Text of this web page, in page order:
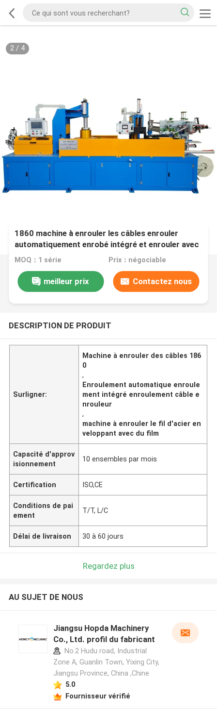
2/ 4
1860 machine à enrouler les câbles enrouler
automatiquement enrobé intégré et enrouler avec
du film
MOQ：1 série Prix：négociable
meilleur prix Contactez nous
DESCRIPTION DE PRODUIT
Surligner:
Machine à enrouler des câbles 186
0
,
Enroulement automatique enroule
ment intégré enroulement câble e
nrouleur
,
machine à enrouler le fil d'acier en
veloppant avec du film
Capacité d'approv
isionnement
10 ensembles par mois
Certification ISO,CE
Conditions de pai
ement
T/T, L/C
Délai de livraison 30 à 60 jours
Regardez plus
AU SUJET DE NOUS
Jiangsu Hopda Machinery
Co., Ltd. profil du fabricant
No.2 Hudu road, Industrial
Zone A, Guanlin Town, Yixing City,
Jiangsu Province, China ,Chine
5.0
Fournisseur vérifié